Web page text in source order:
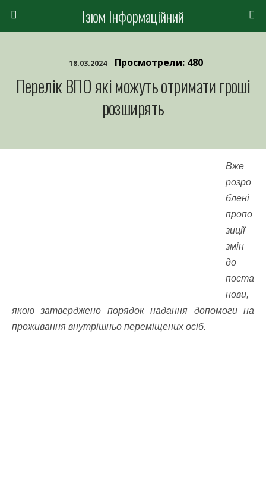
Ізюм Інформаційний
18.03.2024 Просмотрели: 480
Перелік ВПО які можуть отримати гроші
розширять
Вже
розро
блені
пропо
зиції
змін
до
поста
нови,
якою затверджено порядок надання допомоги на
проживання внутрішньо переміщених осіб.